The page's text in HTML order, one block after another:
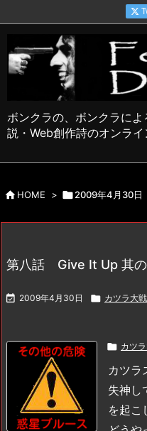
ボンクラの、ボンクラに
説・Web創作詩のオンライ
HOME > 2009年4月30日
第八話 Give It Up 其の
 2009年4月30日  カツラ大
 カツ
カツラ
失神し
を起こ